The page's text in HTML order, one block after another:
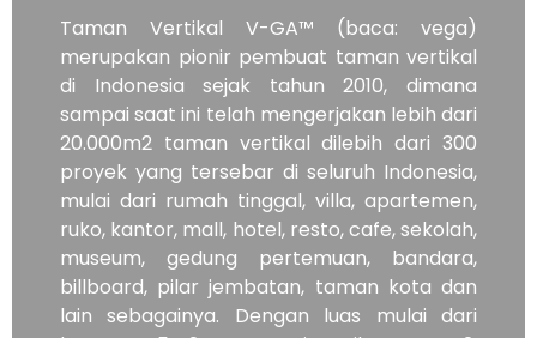
Taman Vertikal V-GA™ (baca: vega)
merupakan pionir pembuat taman vertikal
di Indonesia sejak tahun 2010, dimana
sampai saat ini telah mengerjakan lebih dari
20.000m2 taman vertikal dilebih dari 300
proyek yang tersebar di seluruh Indonesia,
mulai dari rumah tinggal, villa, apartemen,
ruko, kantor, mall, hotel, resto, cafe, sekolah,
museum, gedung pertemuan, bandara,
billboard, pilar jembatan, taman kota dan
lain sebagainya. Dengan luas mulai dari